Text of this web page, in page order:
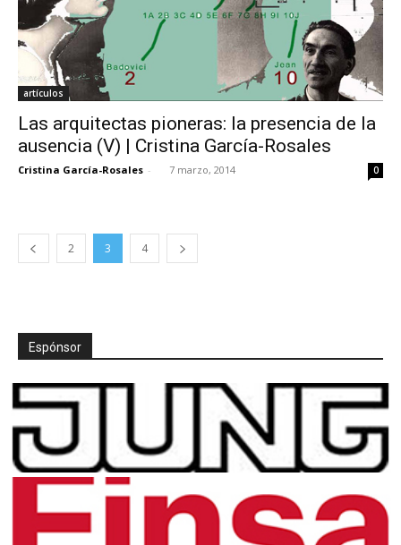
artículos
Las arquitectas pioneras: la presencia de la
ausencia (V) | Cristina García-Rosales
Cristina García-Rosales - 7 marzo, 2014 0
2 3 4
Espónsor